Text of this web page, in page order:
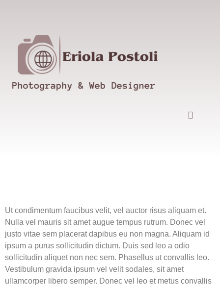
Ut condimentum faucibus velit, vel auctor risus aliquam et.
Nulla vel mauris sit amet augue tempus rutrum. Donec vel
justo vitae sem placerat dapibus eu non magna. Aliquam id
ipsum a purus sollicitudin dictum. Duis sed leo a odio
sollicitudin aliquet non nec sem. Phasellus ut convallis leo.
Vestibulum gravida ipsum vel velit sodales, sit amet
ullamcorper libero semper. Donec vel leo et metus convallis